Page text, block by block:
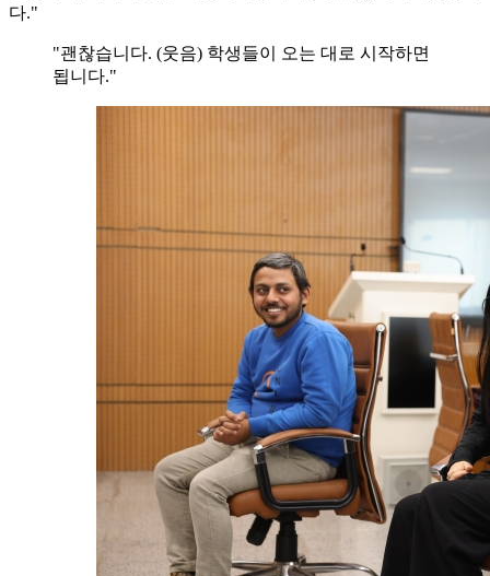
다."
"괜찮습니다. (웃음) 학생들이 오는 대로 시작하면
됩니다."